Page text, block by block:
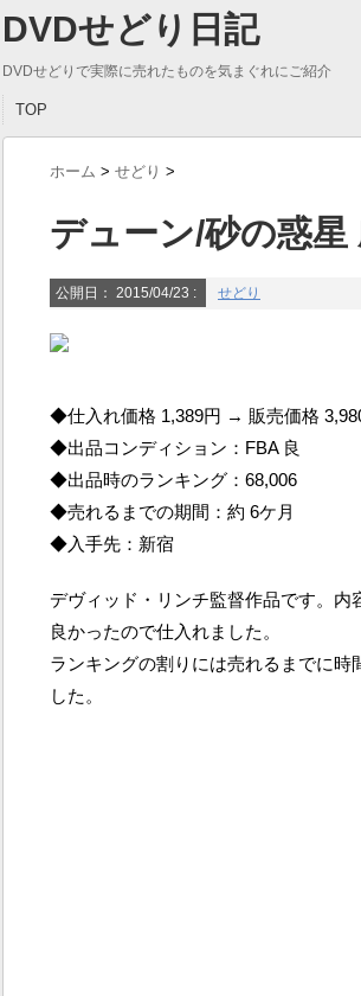
DVDせどり日記
DVDせどりで実際に売れたものを気まぐれにご紹介
TOP
ホーム > せどり >
デューン/砂の惑星
公開日： 2015/04/23 : せどり
◆仕入れ価格 1,389円 → 販売価格
◆出品コンディション：FBA 良
◆出品時のランキング：68,006
◆売れるまでの期間：約 6ケ月
◆入手先：新宿
デヴィッド・リンチ監督作品です。
良かったので仕入れました。
ランキングの割りには売れるまでに時
した。